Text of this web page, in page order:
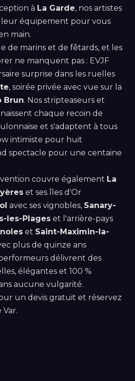
à La Garde, nos artistes
leur équipement pour vous
main.
de marins et de fêtards, et les
ne manquent pas : EVJF
surprise dans les ruelles
, soirée privée avec vue sur la
Brun. Nos stripteaseurs et
chaque recoin de
et s'adaptent à tous
intimiste pour huit
spectacle pour une centaine
couvre également La
et ses îles d'Or
avec ses vignobles, Sanary-
les-Plages et l'arrière-pays
et Saint-Maximin-la-
plus de quinze ans
délivrent des
élégantes et 100 %
aucune vulgarité.
un devis gratuit et réservez